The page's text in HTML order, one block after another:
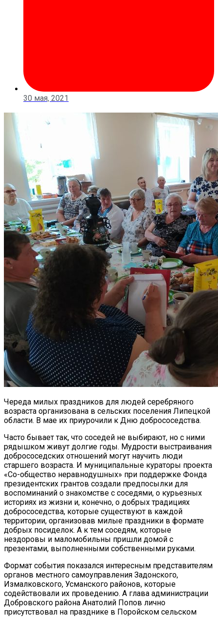
30 мая, 2021
Череда милых праздников для людей серебряного
возраста организована в сельских поселения Липецкой
области. В мае их приурочили к Дню добрососедства.
Часто бывает так, что соседей не выбирают, но с ними
рядышком живут долгие годы. Мудрости выстраивания
добрососедских отношений могут научить люди
старшего возраста. И муниципальные кураторы проекта
«Со-общество неравнодушных» при поддержке Фонда
президентских грантов создали предпосылки для
воспоминаний о знакомстве с соседями, о курьезных
историях из жизни и, конечно, о добрых традициях
добрососедства, которые существуют в каждой
территории, организовав милые праздники в формате
добрых посиделок. А к тем соседям, которые
нездоровы и маломобильны пришли домой с
презентами, выполненными собственными руками.
Формат события показался интересным представителям
органов местного самоуправления Задонского,
Измалковского, Усманского районов, которые
содействовали их проведению. А глава администрации
Добровского района Анатолий Попов лично
присутствовал на празднике в Поройском сельском